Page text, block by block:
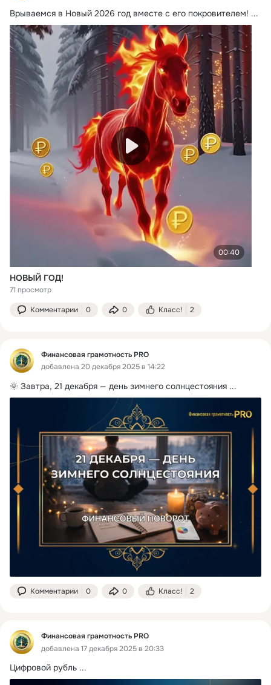
Врываемся в Новый 2026 год вместе с его покровителем! ...
00:40
НОВЫЙ ГОД!
71 просмотр
Комментарии 0 0 Класс! 2
Финансовая грамотность PRO
добавлена 20 декабря 2025 в 14:22
🌞 Завтра, 21 декабря — день зимнего солнцестояния ...
Комментарии 0 0 Класс! 2
Финансовая грамотность PRO
добавлена 17 декабря 2025 в 20:33
Цифровой рубль ...